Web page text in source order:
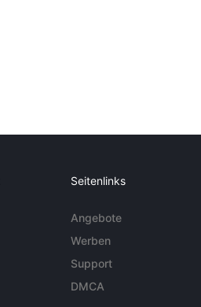
Seitenlinks
Angebote
Werben
Support
DMCA